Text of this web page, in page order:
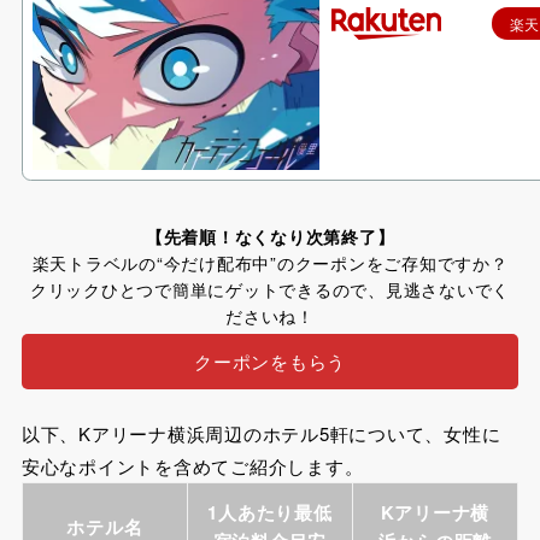
楽
【先着順！なくなり次第終了】
楽天トラベルの“今だけ配布中”のクーポンをご存知ですか？
クリックひとつで簡単にゲットできるので、見逃さないでく
ださいね！
クーポンをもらう
以下、Kアリーナ横浜周辺のホテル5軒について、女性に
安心なポイントを含めてご紹介します。
ホテル名
1人あたり最低
Kアリーナ横